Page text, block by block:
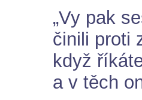
„Vy pak
činili proti
když
a v těch